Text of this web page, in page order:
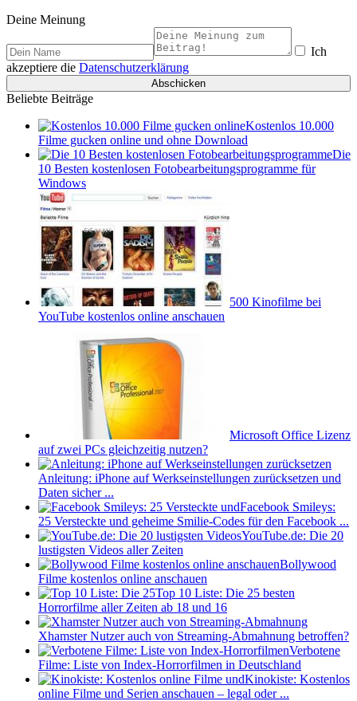
Deine Meinung
Ich
akzeptiere die Datenschutzerklärung
Beliebte Beiträge
Kostenlos 10.000
Filme gucken online und ohne Download
Die
10 Besten kostenlosen Fotobearbeitungsprogramme für
Windows
500 Kinofilme bei
YouTube kostenlos online anschauen
Microsoft Office Lizenz
auf zwei PCs gleichzeitig nutzen?
Anleitung: iPhone auf Werkseinstellungen zurücksetzen und
Daten sicher ...
Facebook Smileys:
25 Versteckte und geheime Smilie-Codes für den Facebook ...
YouTube.de: Die 20
lustigsten Videos aller Zeiten
Bollywood
Filme kostenlos online anschauen
Top 10 Liste: Die 25 besten
Horrorfilme aller Zeiten ab 18 und 16
Xhamster Nutzer auch von Streaming-Abmahnung betroffen?
Verbotene
Filme: Liste von Index-Horrorfilmen in Deutschland
Kinokiste: Kostenlos
online Filme und Serien anschauen – legal oder ...